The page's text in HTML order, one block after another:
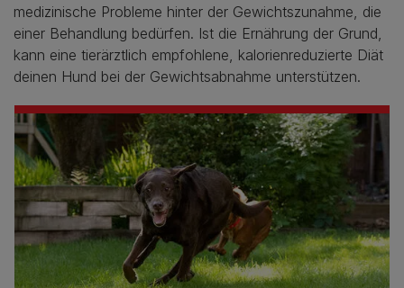
medizinische Probleme hinter der Gewichtszunahme, die
einer Behandlung bedürfen. Ist die Ernährung der Grund,
kann eine tierärztlich empfohlene, kalorienreduzierte Diät
deinen Hund bei der Gewichtsabnahme unterstützen.